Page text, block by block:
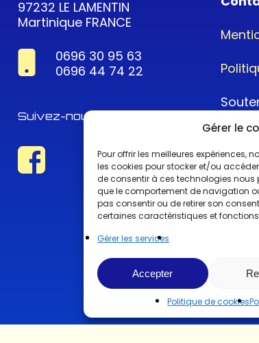
Gérer le
Pour offrir les meilleures expériences,
les cookies pour stocker et/ou
de consentir à ces technologies nous
que le comportement de navigation
pas consentir ou de retirer son
certaines caractéristiques et
Gérer les services
Accepter
Politique de cookies
97232 LE LAMENTIN
Martinique FRANCE
0696 30 95 63
0696 44 74 22
Suivez-nous !